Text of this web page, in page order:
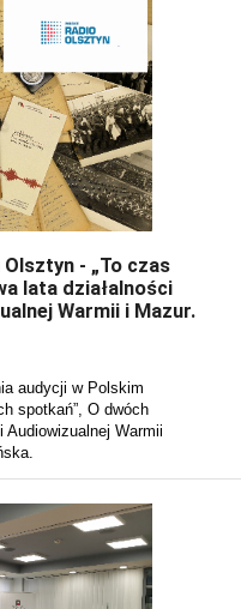
- „To czas
lata działalności
Warmii i Mazur.
audycji w Polskim
spotkań”, O dwóch
Audiowizualnej Warmii